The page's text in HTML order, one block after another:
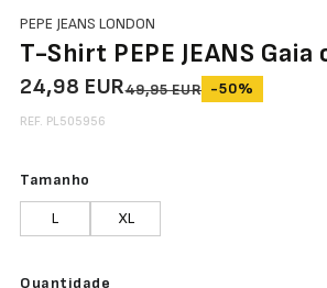
PEPE JEANS LONDON
T-Shirt PEPE JEANS
24,98 EUR49,95 EUR -50%
REF. PL505956
Tamanho
L XL
Quantidade